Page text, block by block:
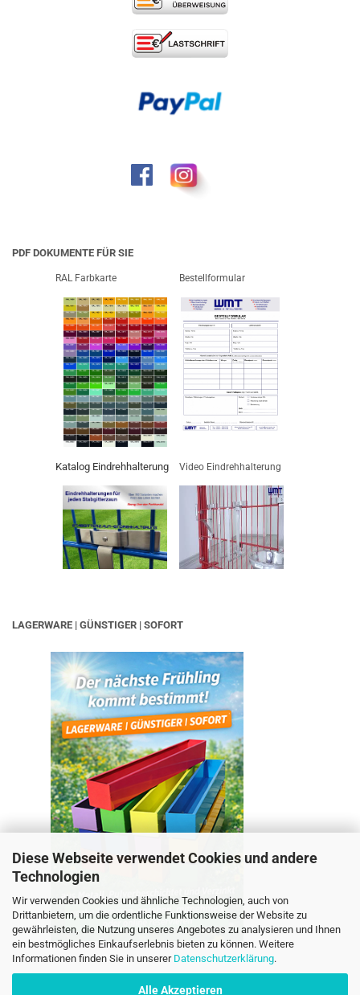
Diese Webseite verwendet Cookies und andere
Technologien
Wir verwenden Cookies und ähnliche Technologien, auch von
Drittanbietern, um die ordentliche Funktionsweise der Website zu
gewährleisten, die Nutzung unseres Angebotes zu analysieren und Ihnen
ein bestmögliches Einkaufserlebnis bieten zu können. Weitere
Informationen finden Sie in unserer Datenschutzerklärung.
Alle Akzeptieren
PDF DOKUMENTE FÜR SIE
RAL Farbkarte Bestellformular
Katalog Eindrehhalterung Video Eindrehhalterung
LAGERWARE | GÜNSTIGER | SOFORT